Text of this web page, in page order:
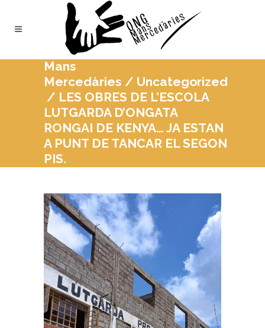
Mans
Mercedàries / Uncategorized
/ LES OBRES DE L’ESCOLA
LUTGARDA D’ONGATA
RONGAI DE KENYA… JA ESTAN
A PUNT DE TANCAR EL SEGON
PIS.